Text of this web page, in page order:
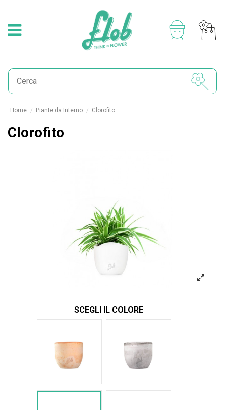
Home Piante da Interno Clorofito
Clorofito
SCEGLI IL COLORE